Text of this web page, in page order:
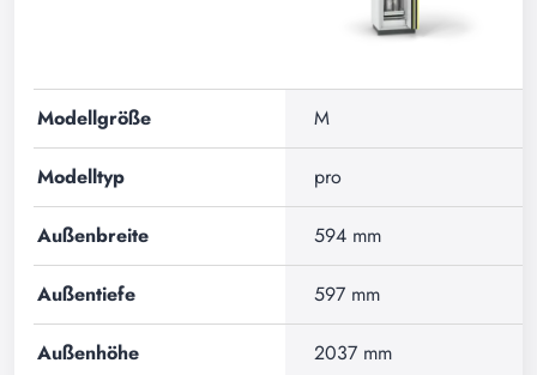
Modellgröße M
Modelltyp pro
Außenbreite 594 mm
Außentiefe 597 mm
Außenhöhe 2037 mm